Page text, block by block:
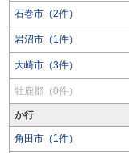
石巻市（2件）
岩沼市（1件）
大崎市（3件）
牡鹿郡（0件）
か行
角田市（1件）